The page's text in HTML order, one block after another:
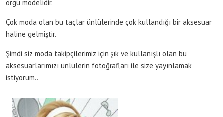
örgü modelidir.
Çok moda olan bu taçlar ünlülerinde çok kullandığı bir aksesuar
haline gelmiştir.
Şimdi siz moda takipçilerimiz için şık ve kullanışlı olan bu
aksesuarlarımızı ünlülerin fotoğrafları ile size yayınlamak
istiyorum..